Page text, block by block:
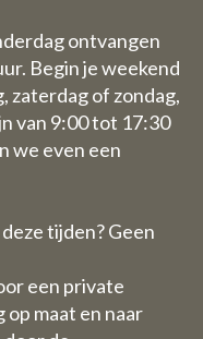
ontvangen
Begin je weekend
zaterdag of zondag,
van 9:00 tot 17:30
we even een
tijden? Geen
een private
maat en naar
30
met de
kamers
zondag 1